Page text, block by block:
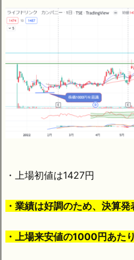
・上場初値は1427円
・業績は好調のため、決算
・上場来安値の1000円あた